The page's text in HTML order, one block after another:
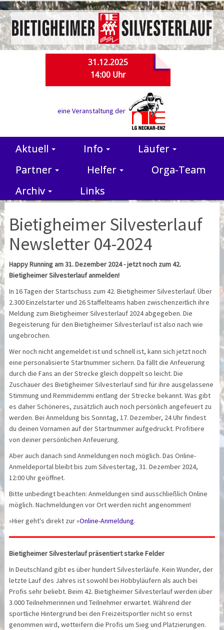
31.12.2025
14:00 Uhr
eine Veranstaltung der
Aktuell Info
Läufer
Partner
Helfer
Orga-Team
Archiv
Links
Bietigheimer Silvesterlauf
Newsletter 04-2024
Happy Running am 31. Dezember 2024 - jetzt noch zum 42.
Bietigheimer Silvesterlauf anmelden!
In 16 Tagen der Startschuss zum 42. Bietigheimer Silvesterlauf. Über
2.300 Einzelstarter und 26 Staffelteams haben zwischenzeitlich ihre
Meldung zum Bietigheimer Silvesterlauf 2024 abgegeben. Die
Begeisterung für den Bietigheimer Silvesterlauf ist also nach wie
ungebrochen.
Wer noch nicht angemeldet ist und schnell ist, kann sich jetzt noch
eine personalisierte Startnummer sichern. Da fällt die Anfeuerung
durch die Fans an der Strecke gleich doppelt so leicht. Die
Zuschauer des Bietigheimer Silvesterlauf sind für ihre ausgelassene
Stimmung und Remmidemmi entlang der Strecke bekannt. Was gibt
es daher Schöneres, zusätzlich auch noch persönlich angefeuert zu
werden. Bei Anmeldung bis Sonntag, 17. Dezember, 24 Uhr findest
du deinen Vornamen auf der Startnummer aufgedruckt. Profitiere
von deiner persönlichen Anfeuerung.
Aber auch danach sind Anmeldungen noch möglich. Das Online-
Anmeldeportal bleibt bis zum Silvestertag, 31. Dezember 2024,
12:00 Uhr geöffnet.
Bitte unbedingt beachten: Anmeldungen sind ausschließlich Online
möglich. Nachmeldungen vor Ort werden nicht angenommen!
»Hier geht's direkt zur »Online-Anmeldung.
Bietigheimer Silvesterlauf präsentiert starke Felder
In Deutschland gibt es über hundert Silvesterläufe. Kein Wunder, der
letzte Lauf des Jahres ist sowohl bei Hobbyläufern als auch bei
Profis sehr beliebt. Beim 42. Bietigheimer Silvesterlauf werden über
3.000 Teilnehmerinnen und Teilnehmer erwartet. Während der
sportliche Hintergrund bei den Freizeitsportler nicht so ernst
genommen wird, wetteifern die Profis um Sieg und Platzierungen.